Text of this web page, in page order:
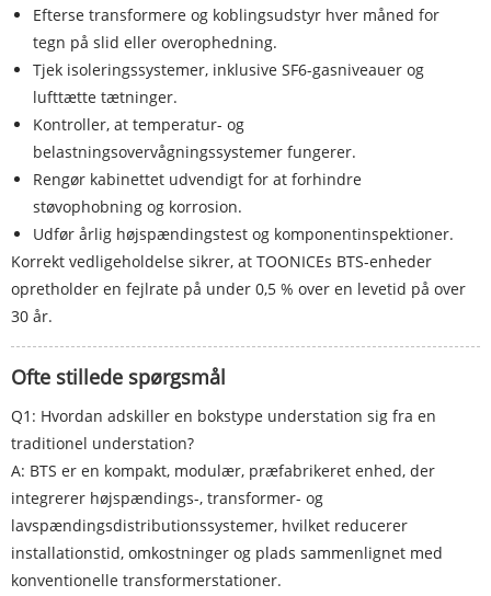
Efterse transformere og koblingsudstyr hver måned for
tegn på slid eller overophedning.
Tjek isoleringssystemer, inklusive SF6-gasniveauer og
lufttætte tætninger.
Kontroller, at temperatur- og
belastningsovervågningssystemer fungerer.
Rengør kabinettet udvendigt for at forhindre
støvophobning og korrosion.
Udfør årlig højspændingstest og komponentinspektioner.
Korrekt vedligeholdelse sikrer, at TOONICEs BTS-enheder
opretholder en fejlrate på under 0,5 % over en levetid på over
30 år.
Ofte stillede spørgsmål
Q1: Hvordan adskiller en bokstype understation sig fra en
traditionel understation?
A: BTS er en kompakt, modulær, præfabrikeret enhed, der
integrerer højspændings-, transformer- og
lavspændingsdistributionssystemer, hvilket reducerer
installationstid, omkostninger og plads sammenlignet med
konventionelle transformerstationer.